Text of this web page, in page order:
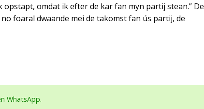
omdat ik efter de kar fan myn partij stean.” De
foaral dwaande mei de takomst fan ús partij, de
WhatsApp.